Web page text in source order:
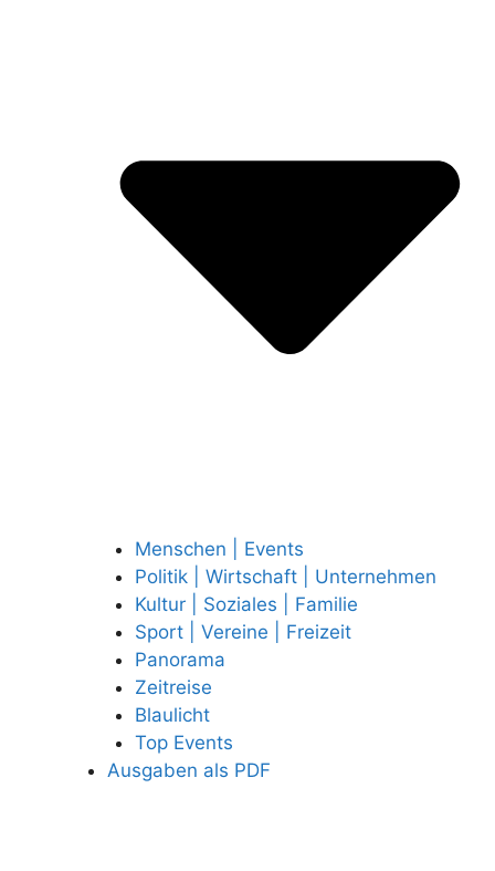
Menschen | Events
Politik | Wirtschaft | Unternehmen
Kultur | Soziales | Familie
Sport | Vereine | Freizeit
Panorama
Zeitreise
Blaulicht
Top Events
Ausgaben als PDF